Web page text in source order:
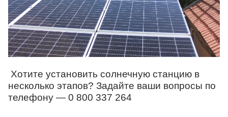
Хотите установить солнечную станцию в
несколько этапов? Задайте ваши вопросы по
телефону — 0 800 337 264